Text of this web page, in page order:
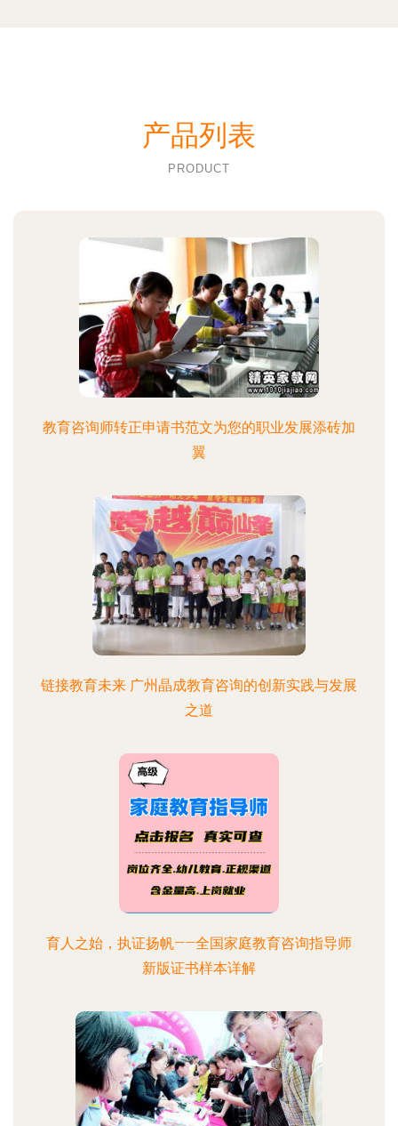
产品列表
PRODUCT
教育咨询师转正申请书范文为您的职业发展添砖加
翼
链接教育未来 广州晶成教育咨询的创新实践与发展
之道
育人之始，执证扬帆——全国家庭教育咨询指导师
新版证书样本详解